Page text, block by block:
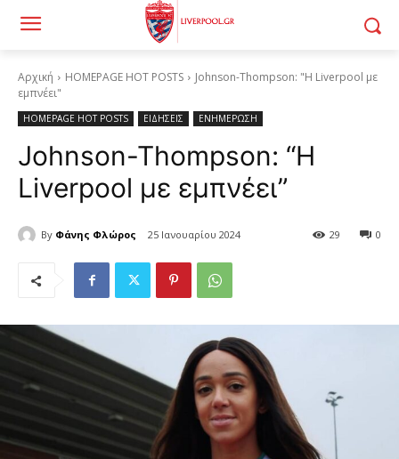
Αρχική HOMEPAGE HOT POSTS
Johnson-Thompson: "Η Liverpool με
εμπνέει"
HOMEPAGE HOT POSTS ΕΙΔΗΣΕΙΣ ΕΝΗΜΕΡΩΣΗ
Johnson-Thompson: “Η
Liverpool με εμπνέει”
By Φάνης Φλώρος 25 Ιανουαρίου 2024 0
29